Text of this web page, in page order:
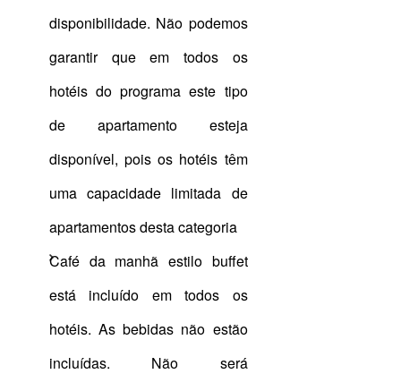
disponibilidade. Não podemos
garantir que em todos os
hotéis do programa este tipo
de apartamento esteja
disponível, pois os hotéis têm
uma capacidade limitada de
apartamentos desta categoria
Café da manhã estilo buffet
está incluído em todos os
hotéis. As bebidas não estão
incluídas. Não será